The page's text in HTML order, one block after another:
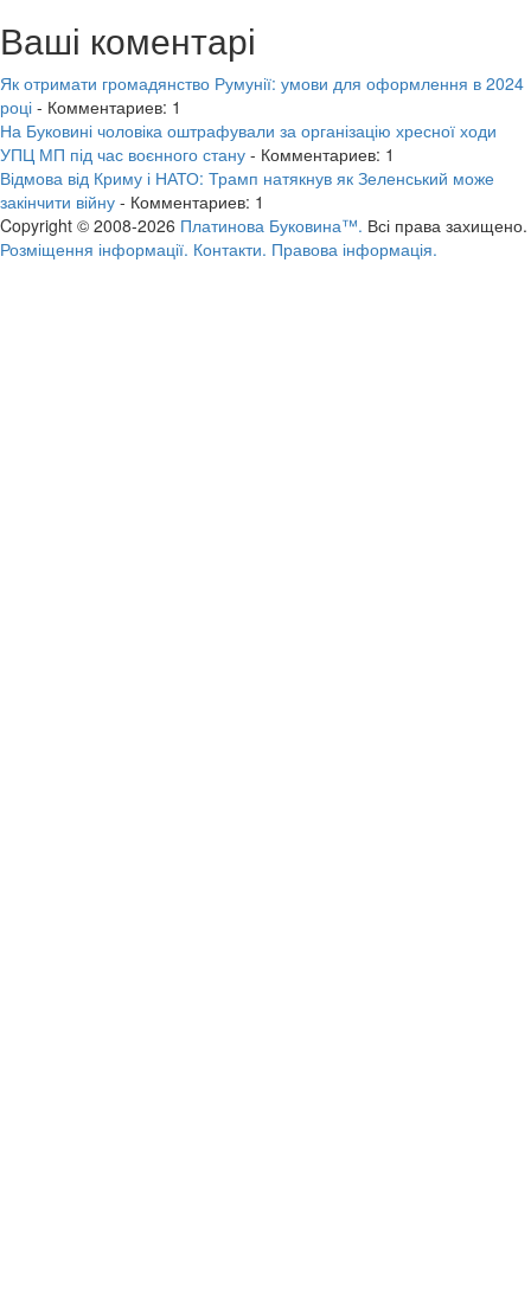
Ваші коментарі
Як отримати громадянство Румунії: умови для оформлення в 2024
році - Комментариев: 1
На Буковині чоловіка оштрафували за організацію хресної ходи
УПЦ МП під час воєнного стану - Комментариев: 1
Відмова від Криму і НАТО: Трамп натякнув як Зеленський може
закінчити війну - Комментариев: 1
Copyright © 2008-2026 Платинова Буковина™. Всі права захищено.
Розміщення інформації. Контакти. Правова інформація.